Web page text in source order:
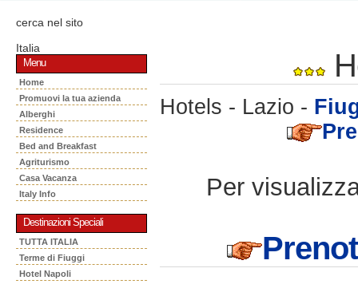
cerca nel sito
Italia
Menu
Home
Promuovi la tua azienda
Alberghi
Residence
Bed and Breakfast
Agriturismo
Casa Vacanza
Italy Info
Destinazioni Speciali
TUTTA ITALIA
Terme di Fiuggi
Hotel Napoli
Hotels - Lazio -
Per